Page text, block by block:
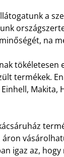
a
na
tökéletesen
termékek.
Makita,
igaz az,